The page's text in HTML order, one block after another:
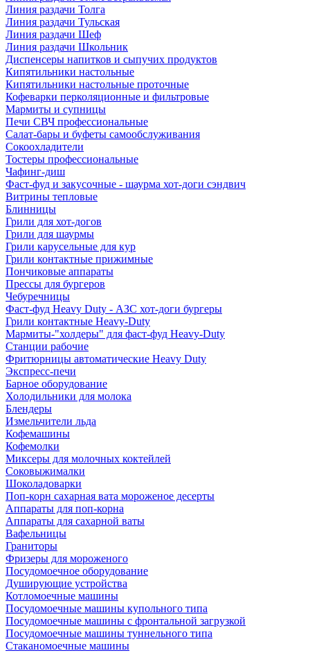
Линия раздачи Толга
Линия раздачи Тульская
Линия раздачи Шеф
Линия раздачи Школьник
Диспенсеры напитков и сыпучих продуктов
Кипятильники настольные
Кипятильники настольные проточные
Кофеварки перколяционные и фильтровые
Мармиты и супницы
Печи СВЧ профессиональные
Салат-бары и буфеты самообслуживания
Сокоохладители
Тостеры профессиональные
Чафинг-диш
Фаст-фуд и закусочные - шаурма хот-доги сэндвич
Витрины тепловые
Блинницы
Грили для хот-догов
Грили для шаурмы
Грили карусельные для кур
Грили контактные прижимные
Пончиковые аппараты
Прессы для бургеров
Чебуречницы
Фаст-фуд Heavy Duty - АЗС хот-доги бургеры
Грили контактные Heavy-Duty
Мармиты-"холдеры" для фаст-фуд Heavy-Duty
Станции рабочие
Фритюрницы автоматические Heavy Duty
Экспресс-печи
Барное оборудование
Холодильники для молока
Блендеры
Измельчители льда
Кофемашины
Кофемолки
Миксеры для молочных коктейлей
Соковыжималки
Шоколадоварки
Поп-корн сахарная вата мороженое десерты
Аппараты для поп-корна
Аппараты для сахарной ваты
Вафельницы
Граниторы
Фризеры для мороженого
Посудомоечное оборудование
Душирующие устройства
Котломоечные машины
Посудомоечные машины купольного типа
Посудомоечные машины с фронтальной загрузкой
Посудомоечные машины туннельного типа
Стаканомоечные машины